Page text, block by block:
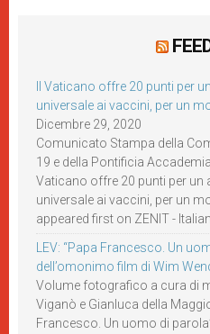
Il Vaticano offre 20 punti per
universale ai vaccini, per un
Dicembre 29, 2020
Comunicato Stampa della
19 e della Pontificia
Vaticano offre 20 punti per un
universale ai vaccini, per un
appeared first on ZENIT -
LEV: “Papa Francesco. Un
dell’omonimo film di Wim
Volume fotografico a cura di
Viganò e Gianluca della
Francesco. Un uomo di